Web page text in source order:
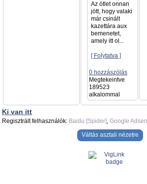
Az ötlet onnan
jött, hogy valaki
már csinált
kazettára aux
bemenetet,
amely itt ol...
[ Folytatva ]
0 hozzászólás
Megtekeintve
189523
alkalommal
Ki van itt
Regisztrált felhasználók: Baidu [Spider], Google
Váltás asztali nézetre